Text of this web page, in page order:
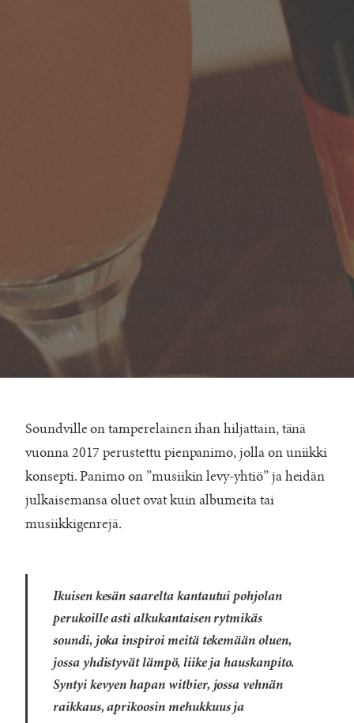
Soundville on tamperelainen ihan hiljattain, tänä
vuonna 2017 perustettu pienpanimo, jolla on uniikki
konsepti. Panimo on ”musiikin levy-yhtiö” ja heidän
julkaisemansa oluet ovat kuin albumeita tai
musiikkigenrejä.
Ikuisen kesän saarelta kantautui pohjolan
perukoille asti alkukantaisen rytmikäs
soundi, joka inspiroi meitä tekemään oluen,
jossa yhdistyvät lämpö, liike ja hauskanpito.
Syntyi kevyen hapan witbier, jossa vehnän
raikkaus, aprikoosin mehukkuus ja